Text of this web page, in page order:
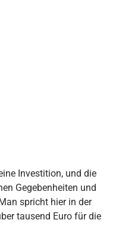
Investition, und die
Gegebenheiten und
spricht hier in der
tausend Euro für die